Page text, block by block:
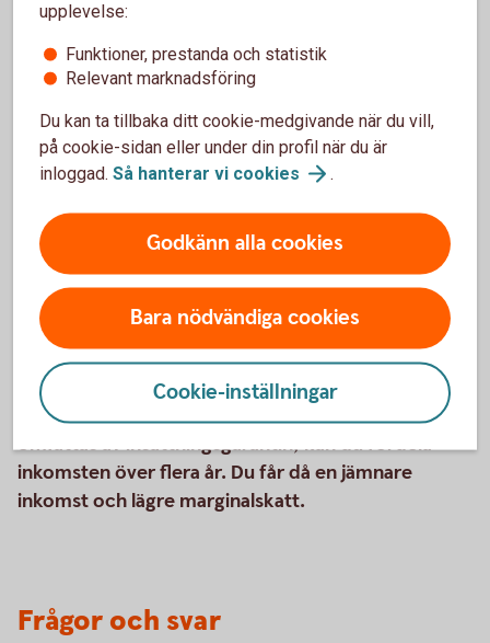
företag?
Läs mer här om vårt företagskonto, ett transaktionskonto
för samtliga in- och utbetalningar.
Företagskonto
Aktuella räntor
Ränta och bindningstid
Med Skogskonto och Skogsskadekonto, som alla
omfattas av insättningsgarantin, kan du fördela
inkomsten över flera år. Du får då en jämnare
inkomst och lägre marginalskatt.
Frågor och svar
upplevelse:
Funktioner, prestanda och statistik
Relevant marknadsföring
Du kan ta tillbaka ditt cookie-medgivande när du vill,
på cookie-sidan eller under din profil när du är
inloggad. Så hanterar vi cookies .
Godkänn alla cookies
Bara nödvändiga cookies
Cookie-inställningar